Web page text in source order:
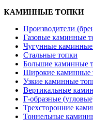
КАМИННЫЕ ТОПКИ
Производители
Газовые каминные
Чугунные каминные
Стальные топки
Большие каминные
Широкие каминные
Узкие каминные
Вертикальные
Г-образные
Трехсторонние
Тоннельные